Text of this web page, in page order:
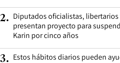
2. Diputados oficialistas, libertarios
presentan proyecto para
Karin por cinco años
3. Estos hábitos diarios pueden